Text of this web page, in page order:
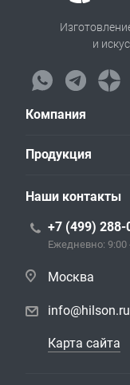
и
Компания
Продукция
Наши контакты
+7 (499) 288-
Ежедневно: 9:00
Москва
info@hilson.ru
Карта сайта